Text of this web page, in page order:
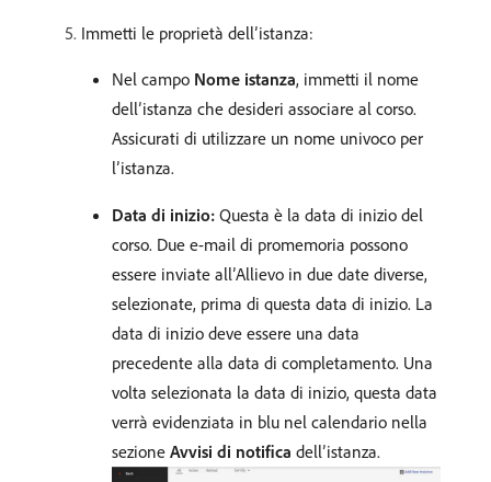
Immetti le proprietà dell’istanza:
Nel campo Nome istanza, immetti il nome
dell’istanza che desideri associare al corso.
Assicurati di utilizzare un nome univoco per
l’istanza.
Data di inizio: Questa è la data di inizio del
corso. Due e-mail di promemoria possono
essere inviate all’Allievo in due date diverse,
selezionate, prima di questa data di inizio. La
data di inizio deve essere una data
precedente alla data di completamento. Una
volta selezionata la data di inizio, questa data
verrà evidenziata in blu nel calendario nella
sezione Avvisi di notifica dell’istanza.